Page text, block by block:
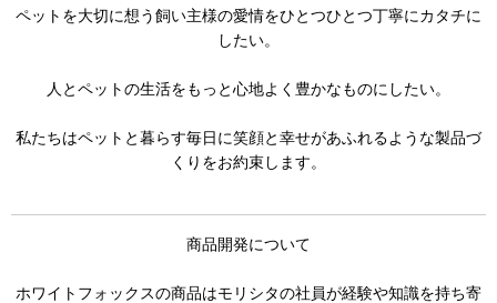
ペットを大切に想う飼い主様の愛情をひとつひとつ丁寧にカタチに
したい。
人とペットの生活をもっと心地よく豊かなものにしたい。
私たちはペットと暮らす毎日に笑顔と幸せがあふれるような製品づ
くりをお約束します。
商品開発について
ホワイトフォックスの商品はモリシタの社員が経験や知識を持ち寄